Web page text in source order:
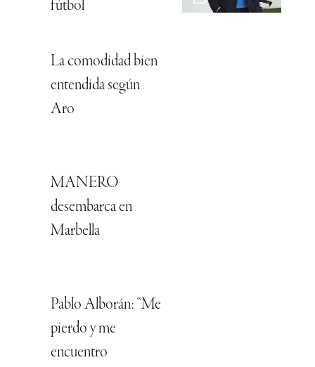
fútbol
La comodidad bien
entendida según
Aro
MANERO
desembarca en
Marbella
Pablo Alborán: “Me
pierdo y me
encuentro